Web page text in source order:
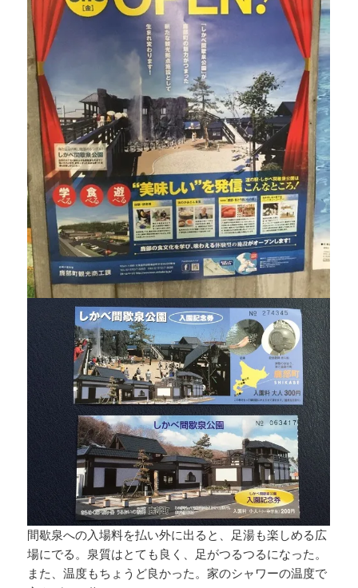
間歇泉への入場料を払い外に出ると、足湯も楽しめる広
場にでる。泉質はとても良く、足がつるつるになった。
また、温度もちょうど良かった。家のシャワーの温度で